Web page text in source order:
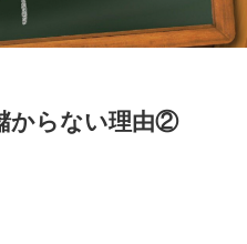
からない理由②